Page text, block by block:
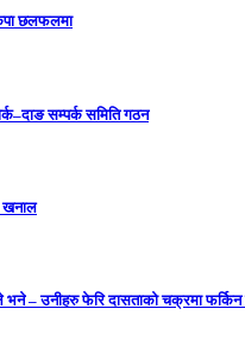
छलफलमा
सम्पर्क समिति गठन
खनाल
भने – उनीहरु फेरि दासताको चक्रमा